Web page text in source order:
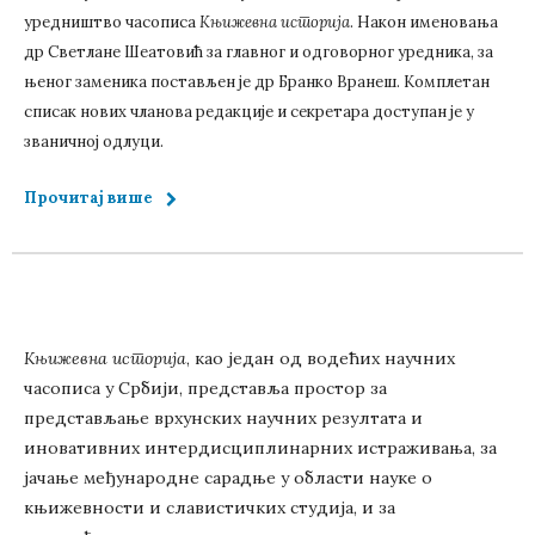
уредништво часописаКњижевна историја. Након именовања
др Светлане Шеатовић за главног и одговорног уредника, за
њеног заменика постављен је др Бранко Вранеш. Комплетан
списак нових чланова редакције и секретара доступан је у
званичној одлуци.
Прочитај више
Књижевна историја, као један од водећих научних
часописа у Србији, представља простор за
представљање врхунских научних резултата и
иновативних интердисциплинарних истраживања, за
јачање међународне сарадње у области науке о
књижевности и славистичких студија, и за